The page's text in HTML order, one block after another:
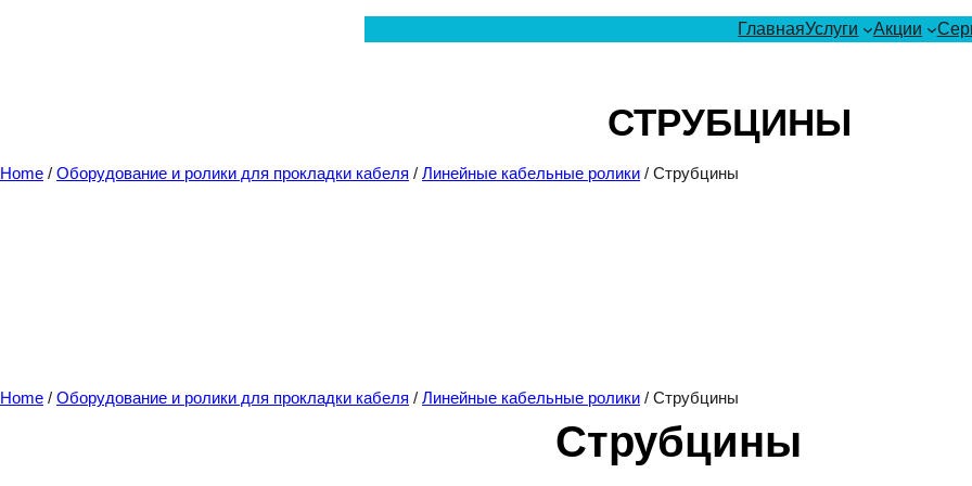
ГлавнаяУслуги Акции
СТРУБЦИНЫ
Home / Оборудование и ролики для прокладки кабеля / Линейные кабельные ролики / Струбцины
Home / Оборудование и ролики для прокладки кабеля / Линейные кабельные ролики / Струбцины
Струбцины